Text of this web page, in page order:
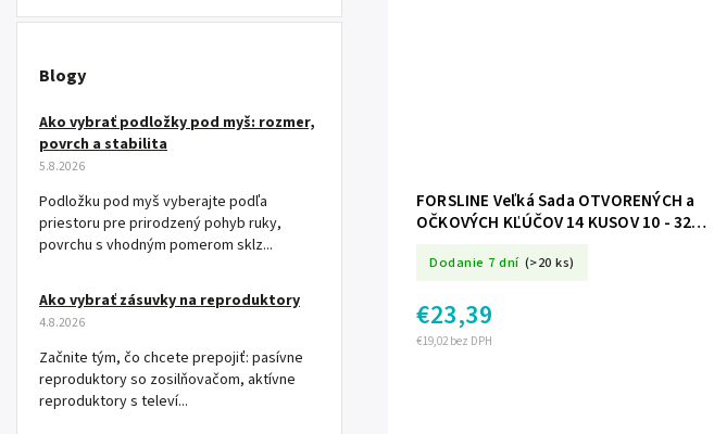
Blogy
Ako vybrať podložky pod myš: rozmer,
povrch a stabilita
5.8.2026
Podložku pod myš vyberajte podľa
priestoru pre prirodzený pohyb ruky,
povrchu s vhodným pomerom sklz...
Ako vybrať zásuvky na reproduktory
4.8.2026
Začnite tým, čo chcete prepojiť: pasívne
reproduktory so zosilňovačom, aktívne
reproduktory s televí...
FORSLINE Veľká Sada OTVORENÝCH a
OČKOVÝCH KĽÚČOV 14 KUSOV 10 - 32
Dodanie 7 dní (>20 ks)
€19,02 bez DPH
€23,39